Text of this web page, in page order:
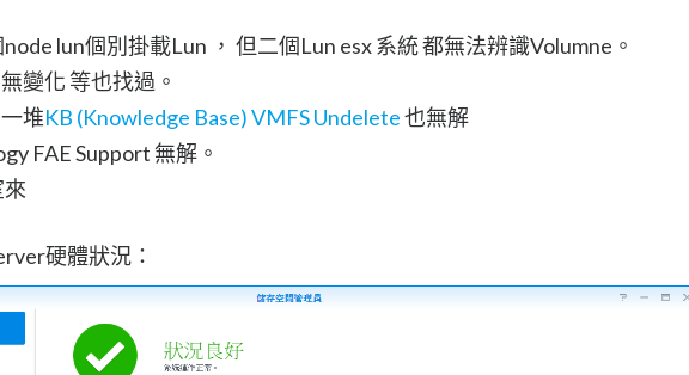
lun個別掛載Lun ， 但二個Lun esx 系統 都無法辨識Volumne。
變化 等也找過。
堆KB (Knowledge Base)VMFS Undelete也無解
FAE Support 無解。
硬體狀況：